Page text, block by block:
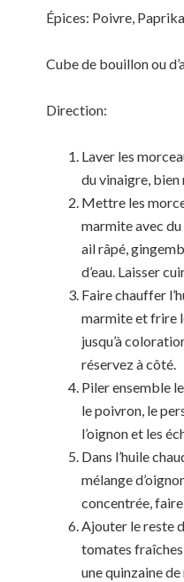
Épices: Poivre,
Cube de bouillon ou
Direction:
Laver les
du vinaigre,
Mettre les
marmite avec
ail râpé,
d’eau. Laisser
Faire chauffer
marmite et frire
jusqu’à
réservez à côté.
Piler ensemble
le poivron, le
l’oignon et les
Dans l’huile
mélange
concentrée,
Ajouter le reste
tomates
une quinzaine